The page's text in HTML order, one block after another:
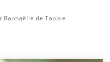
Raphaëlle de Tappie